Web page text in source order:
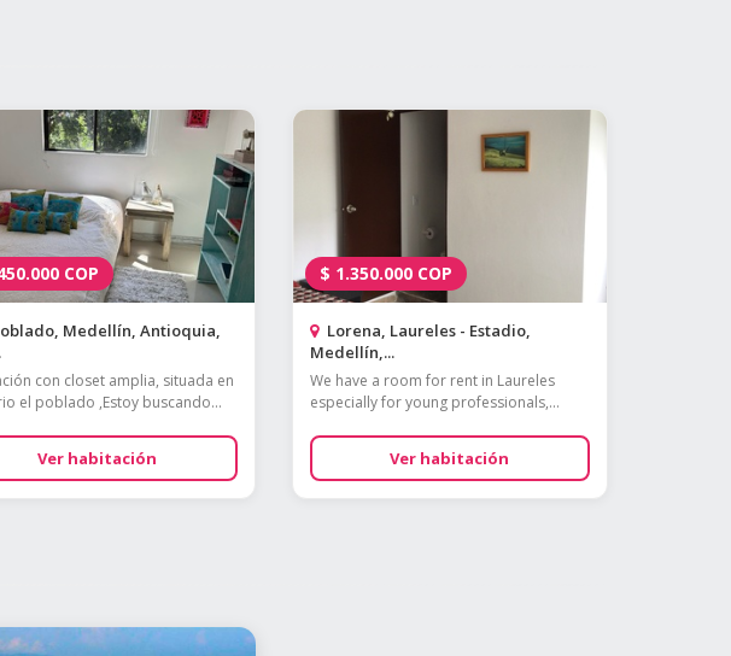
COP
Medellín, Antioquia,
con closet amplia, situada en
el poblado ,Estoy buscando...
Ver habitación
$ 1.350.000 COP
Lorena, Laureles - Estadio,
Medellín,...
We have a room for rent in Laureles
especially for young professionals,...
Ver habitación